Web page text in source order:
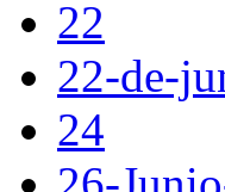
22
22-de-
24